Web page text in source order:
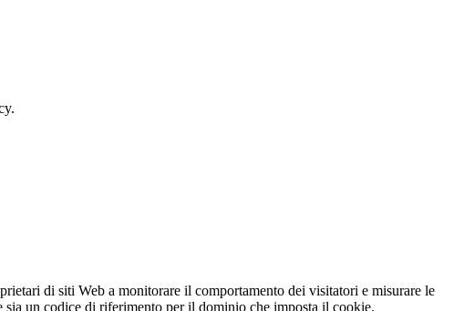
di siti Web a monitorare il comportamento dei visitatori e misurare le
un codice di riferimento per il dominio che imposta il cookie.